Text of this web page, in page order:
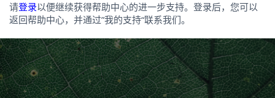
请登录以便继续获得帮助中心的进一步支持。登录后，您可以
返回帮助中心，并通过”我的支持“联系我们。